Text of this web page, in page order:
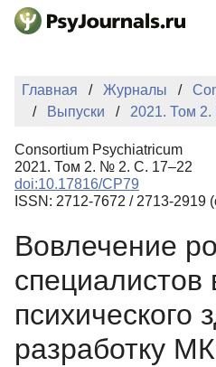
Перейти к основному
ПОДАТЬ
БАЗА
КЛЮЧЕВЫЕ
Регистрация
Главная Журналы
Выпуски
2021. Том
Consortium Psychiatricum
2021. Том 2. № 2. С. 17–22
doi:10.17816/CP79
ISSN: 2712-7672 / 2713-2919
Вовлечение
специалистов
психического
разработку